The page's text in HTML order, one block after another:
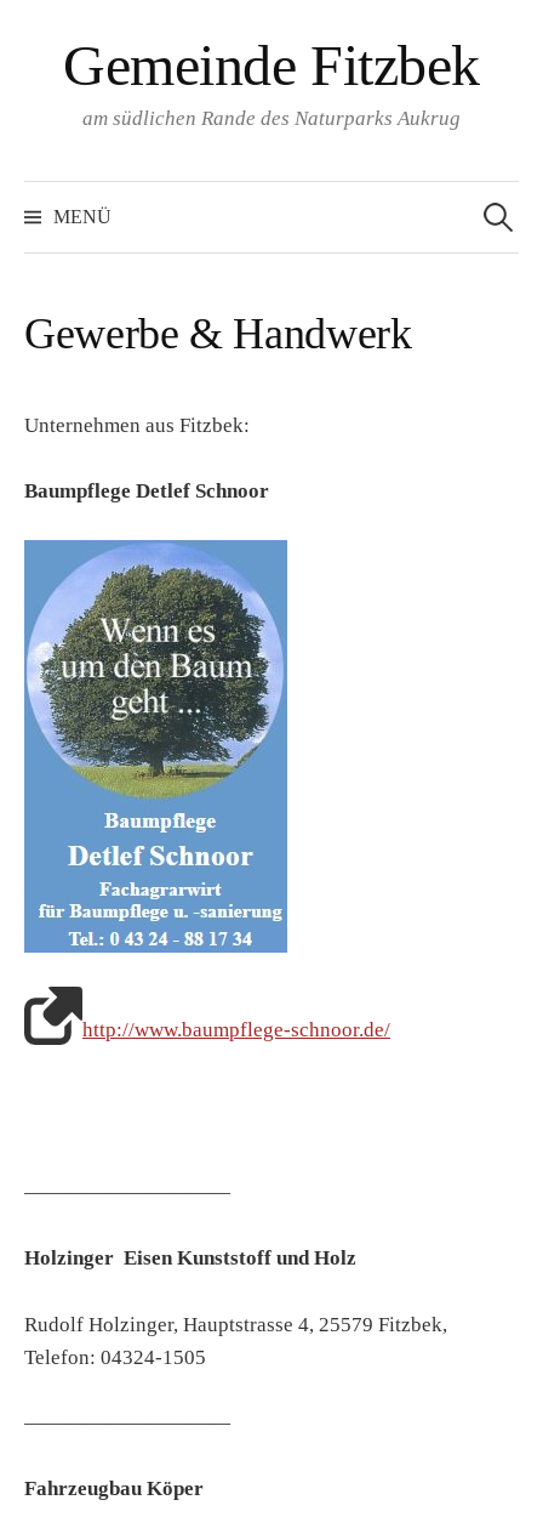
InhaltGemeinde Fitzbek
am südlichen Rande des Naturparks Aukrug
MENÜ
nach:
Gewerbe & Handwerk
Unternehmen aus Fitzbek:
Baumpflege Detlef Schnoor
http://www.baumpflege-schnoor.de/
——————————
Holzinger Eisen Kunststoff und Holz
Rudolf Holzinger, Hauptstrasse 4, 25579 Fitzbek,
Telefon: 04324-1505
——————————
Fahrzeugbau Köper